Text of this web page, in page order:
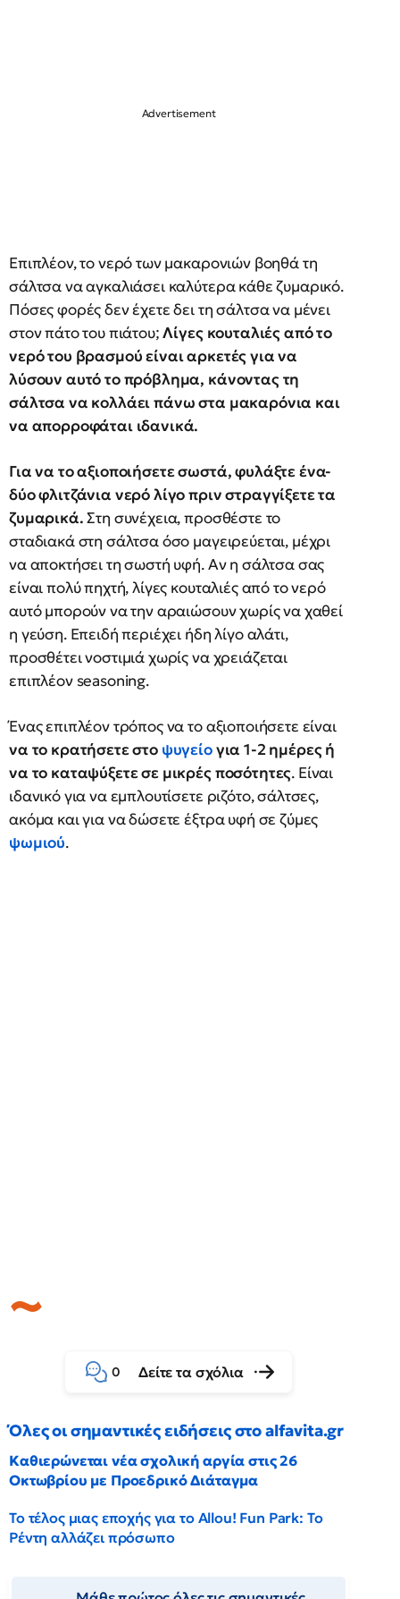
Επιπλέον, το νερό των μακαρονιών βοηθά τη
σάλτσα να αγκαλιάσει καλύτερα κάθε ζυμαρικό.
Πόσες φορές δεν έχετε δει τη σάλτσα να μένει
στον πάτο του πιάτου;Λίγες κουταλιές από το
νερό του βρασμού είναι αρκετές για να
λύσουν αυτό το πρόβλημα, κάνοντας τη
σάλτσα να κολλάει πάνω στα μακαρόνια και
να απορροφάται ιδανικά.
Για να το αξιοποιήσετε σωστά, φυλάξτε ένα-
δύο φλιτζάνια νερό λίγο πριν στραγγίξετε τα
ζυμαρικά.Στη συνέχεια, προσθέστε το
σταδιακά στη σάλτσα όσο μαγειρεύεται, μέχρι
να αποκτήσει τη σωστή υφή. Αν η σάλτσα σας
είναι πολύ πηχτή, λίγες κουταλιές από το νερό
αυτό μπορούν να την αραιώσουν χωρίς να χαθεί
η γεύση. Επειδή περιέχει ήδη λίγο αλάτι,
προσθέτει νοστιμιά χωρίς να χρειάζεται
επιπλέον seasoning.
Ένας επιπλέον τρόπος να το αξιοποιήσετε είναι
να το κρατήσετε στο ψυγείογια 1-2 ημέρες ή
να το καταψύξετε σε μικρές ποσότητες. Είναι
ιδανικό για να εμπλουτίσετε ριζότο, σάλτσες,
ακόμα και για να δώσετε έξτρα υφή σε ζύμες
ψωμιού.
0 Δείτε τα σχόλια
Όλες οι σημαντικές ειδήσεις στο alfavita.gr
Καθιερώνεται νέα σχολική αργία στις 26
Οκτωβρίου με Προεδρικό Διάταγμα
Το τέλος μιας εποχής για το Allou! Fun Park: Το
Ρέντη αλλάζει πρόσωπο